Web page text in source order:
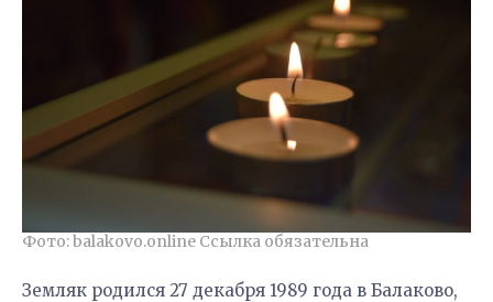
Фото: balakovo.online Ссылка обязательна
Земляк родился 27 декабря 1989 года в Балаково,